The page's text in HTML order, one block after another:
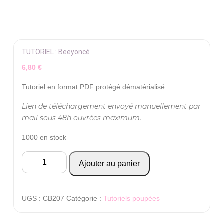
TUTORIEL : Beeyoncé
6,80 €
Tutoriel en format PDF protégé dématérialisé.
Lien de téléchargement envoyé manuellement par
mail sous 48h ouvrées maximum.
1000 en stock
quantité
de
Ajouter au panier
UGS : CB207 Catégorie : Tutoriels poupées